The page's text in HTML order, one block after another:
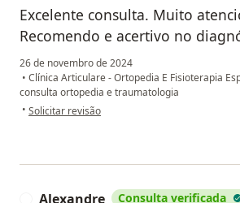
Excelente consulta. Muito
Recomendo e acertivo no
26 de novembro de 2024
• Clínica Articulare - Ortopedia E Fisioterapia
consulta ortopedia e traumatologia
• na opinião do utilizador Alexei Batista Costa
Solicitar revisão
Alexandre Consulta verificada